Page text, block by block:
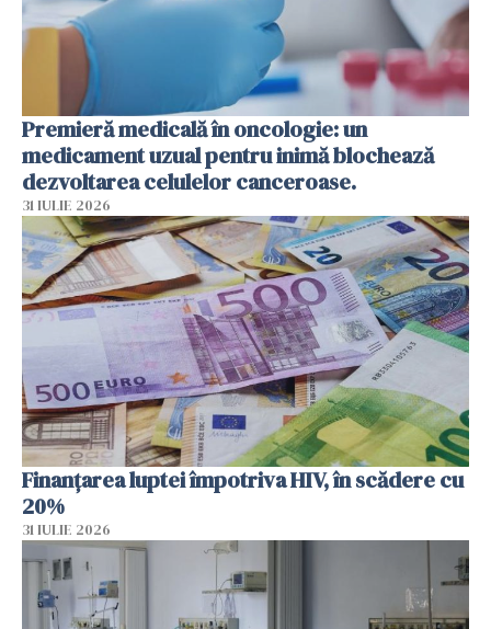
Premieră medicală în oncologie: un
medicament uzual pentru inimă blochează
dezvoltarea celulelor canceroase.
31 IULIE 2026
Finanțarea luptei împotriva HIV, în scădere cu
20%
31 IULIE 2026